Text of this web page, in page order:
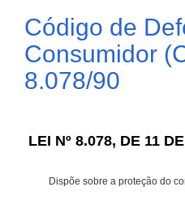
Código de
Consumidor
8.078/90
LEI Nº 8.078, DE 11
Dispõe sobre a proteção do